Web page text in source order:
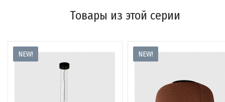
Товары из этой серии
NEW! NEW!